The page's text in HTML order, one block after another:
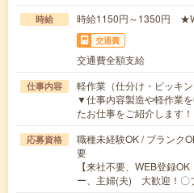
時給 時給1150円～1350円
交通費
交通費全額支給
仕事内容
軽作業（仕分け・ピッキ
▼仕事内容製造や軽作業
たお仕事をご紹介します
応募資格
職種未経験OK / ブランク
要
【来社不要、WEB登録
ー、主婦(夫) 大歓迎！〇